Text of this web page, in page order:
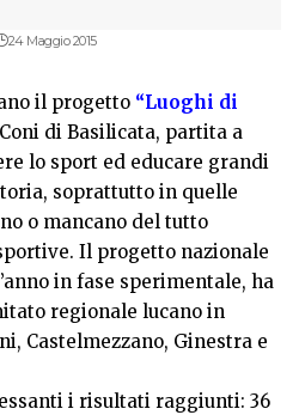
24 Maggio 2015
il progetto “Luoghi di
di Basilicata, partita a
lo sport ed educare grandi
soprattutto in quelle
o mancano del tutto
Il progetto nazionale
in fase sperimentale, ha
regionale lucano in
Castelmezzano, Ginestra e
i risultati raggiunti: 36